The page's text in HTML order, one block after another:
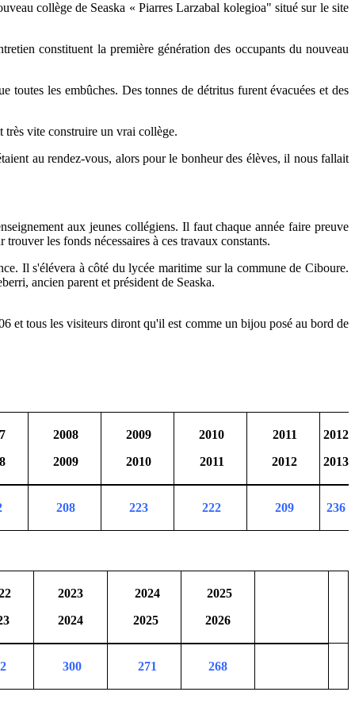
collège de Seaska « Piarres Larzabal kolegioa" situé sur le site
constituent la première génération des occupants du nouveau
les embûches. Des tonnes de détritus furent évacuées et des
très vite construire un vrai collège.
au rendez-vous, alors pour le bonheur des élèves, il nous fallait
aux jeunes collégiens. Il faut chaque année faire preuve
les fonds nécessaires à ces travaux constants.
Il s'élévera à côté du lycée maritime sur la commune de Ciboure.
ancien parent et président de Seaska.
et tous les visiteurs diront qu'il est comme un bijou posé au bord de
2008
2009
2009
2010
2010
2011
2011
2012
2012
2013
208 223 222 209 236
2023
2024
2024
2025
2025
2026
300 271 268